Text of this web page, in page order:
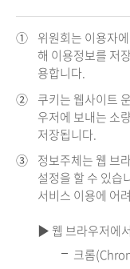
① 위원회는 이용자
해 이용정보를 저
용합니다.
② 쿠키는 웹사이트
우저에 보내는 소
저장됩니다.
③ 정보주체는 웹 브
설정을 할 수 있습
서비스 이용에 어
▶ 웹 브라우저에
크롬